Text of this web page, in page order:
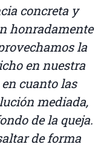
concreta y
honradamente
la
en nuestra
cuanto las
mediada,
de la queja.
de forma